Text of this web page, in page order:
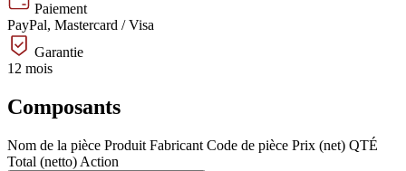
Paiement
PayPal, Mastercard / Visa
Garantie
12 mois
Composants
Nom de la pièce Produit Fabricant Code de pièce Prix (net) QTÉ
Total (netto) Action